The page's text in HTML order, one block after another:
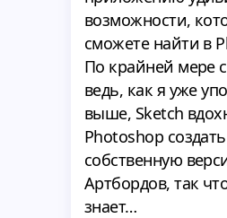
возможности,
сможете найти в
По крайней мере
ведь, как я уже
выше, Sketch
Photoshop
собственную
Артбордов, так
знает…